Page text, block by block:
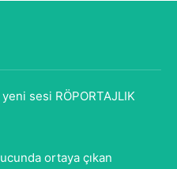
sesi RÖPORTAJLIK
ortaya çıkan